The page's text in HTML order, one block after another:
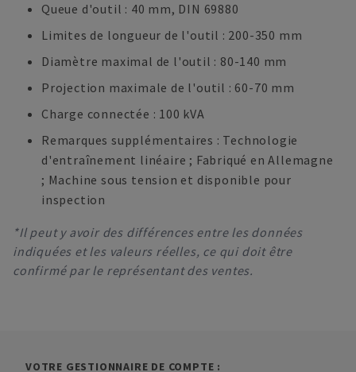
Queue d'outil : 40 mm, DIN 69880
Limites de longueur de l'outil : 200-350 mm
Diamètre maximal de l'outil : 80-140 mm
Projection maximale de l'outil : 60-70 mm
Charge connectée : 100 kVA
Remarques supplémentaires : Technologie
d'entraînement linéaire ; Fabriqué en Allemagne
; Machine sous tension et disponible pour
inspection
*Il peut y avoir des différences entre les données
indiquées et les valeurs réelles, ce qui doit être
confirmé par le représentant des ventes.
VOTRE GESTIONNAIRE DE COMPTE :